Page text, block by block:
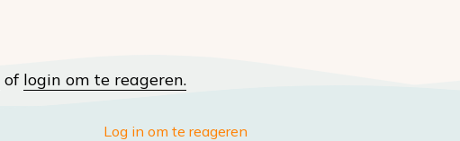
of login om te reageren.
Log in om te reageren